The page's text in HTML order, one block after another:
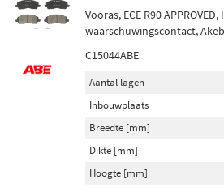
Vooras, ECE R90
waarschuwingscontact,
C15044ABE
Aantal lagen
Inbouwplaats
Breedte [mm]
Dikte [mm]
Hoogte [mm]